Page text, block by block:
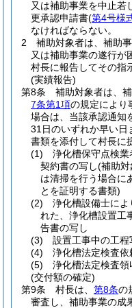
又は補助事業を中止若
更承認申請書(第4号様
なければならない。
2
補助対象者は、補助
又は補助事業の遂行が
村長に報告してその指
(実績報告)
第8条
補助対象者は、
7条第1項の規定により
場合は、当該承認通知
31日のいずれか早い日
書類を添付して村長に
(1)
浄化槽保守点検
契約書の写し(補助対
は清掃を行う場合に
とを証明する書類)
(2)
浄化槽設備士によ
れた、浄化槽設置工
告書の写し
(3)
設置工事中の工程
(4)
浄化槽法定検査依
(5)
浄化槽法定検査領
(交付額の確定)
第9条
村長は、 第8条の
審査し、補助事業の成